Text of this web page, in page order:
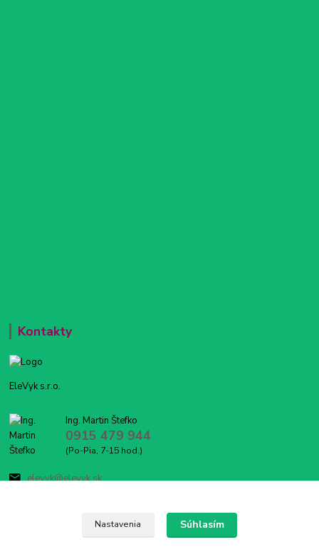
Kontakty
EleVyk s.r.o.
Ing. Martin Štefko
0915 479 944
(Po-Pia, 7-15 hod.)
elevyk@elevyk.sk
Nastavenia Súhlasím